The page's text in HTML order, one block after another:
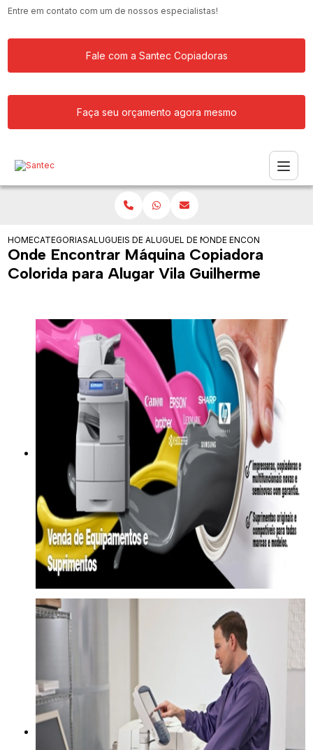
Entre em contato com um de nossos especialistas!
Fale com a Santec Copiadoras
Faça seu orçamento agora mesmo
HOMECATEGORIASALUGUEIS DE COPIADORASALUGUEL DE MAQUINA COPIADORA
ONDE ENCONTRAR
Onde Encontrar Máquina Copiadora
Colorida para Alugar Vila Guilherme